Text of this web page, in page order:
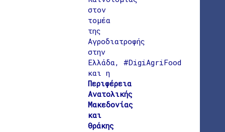
στον
τομέα
της
Αγροδιατροφής
στην
Ελλάδα, #DigiAgriFood
και η
Περιφέρεια
Ανατολικής
Μακεδονίας
και
Θράκης